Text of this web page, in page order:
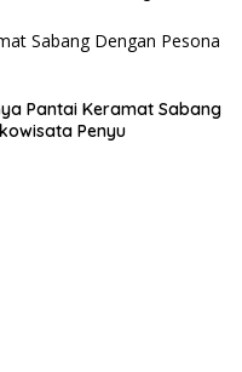
Negeri dari
Desa
Pantai Keramat Sabang
Penyu